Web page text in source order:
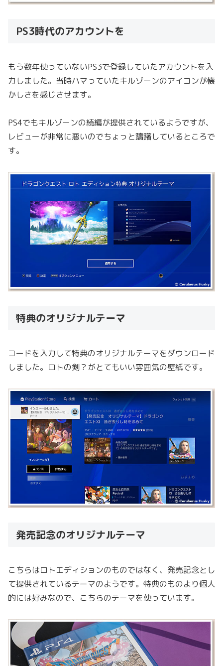
PS3時代のアカウントを
もう数年使っていないPS3で登録していたアカウントを入
力しました。当時ハマっていたキルゾーンのアイコンが懐
かしさを感じさせます。
PS4でもキルゾーンの続編が提供されているようですが、
レビューが非常に悪いのでちょっと躊躇しているところで
す。
特典のオリジナルテーマ
コードを入力して特典のオリジナルテーマをダウンロード
しました。ロトの剣？がとてもいい雰囲気の壁紙です。
発売記念のオリジナルテーマ
こちらはロトエディションのものではなく、発売記念とし
て提供されているテーマのようです。特典のものより個人
的には好みなので、こちらのテーマを使っています。